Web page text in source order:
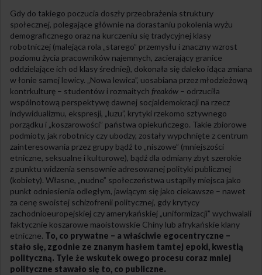
Gdy do takiego poczucia doszły przeobrażenia struktury
społecznej, polegające głównie na dorastaniu pokolenia wyżu
demograficznego oraz na kurczeniu się tradycyjnej klasy
robotniczej (malejąca rola „starego” przemysłu i znaczny wzrost
poziomu życia pracowników najemnych, zacierający granice
oddzielające ich od klasy średniej), dokonała się daleko idąca zmiana
w łonie samej lewicy. „Nowa lewica”, uosabiana przez młodzieżową
kontrkulturę – studentów i rozmaitych freaków – odrzuciła
wspólnotową perspektywę dawnej socjaldemokracji na rzecz
indywidualizmu, ekspresji, „luzu”, krytyki rzekomo sztywnego
porządku i „koszarowości” państwa opiekuńczego. Takie zbiorowe
podmioty, jak robotnicy czy ubodzy, zostały wypchnięte z centrum
zainteresowania przez grupy bądź to „niszowe” (mniejszości
etniczne, seksualne i kulturowe), bądź dla odmiany zbyt szerokie
z punktu widzenia sensownie adresowanej polityki publicznej
(kobiety). Własne, „nudne” społeczeństwa ustąpiły miejsca jako
punkt odniesienia odległym, jawiącym się jako ciekawsze – nawet
za cenę swoistej schizofrenii politycznej, gdy krytycy
zachodnioeuropejskiej czy amerykańskiej „uniformizacji” wychwalali
faktycznie koszarowe maoistowskie Chiny lub afrykańskie klany
etniczne. To, co prywatne – a właściwie egocentryczne –
stało się, zgodnie ze znanym hasłem tamtej epoki, kwestią
polityczną. Tyle że wskutek owego procesu coraz mniej
polityczne stawało się to, co publiczne.